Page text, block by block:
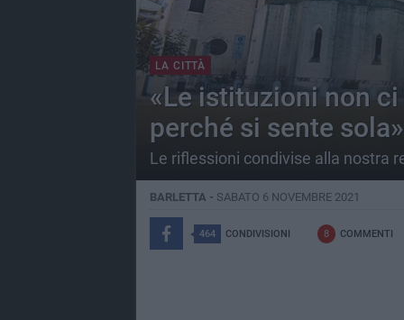
LA CITTÀ
«Le istituzioni non
perché si sente sola»
Le riflessioni condivise alla nostra
BARLETTA - SABATO 6 NOVEMBRE 2021
464 CONDIVISIONI 8 COMMENTI